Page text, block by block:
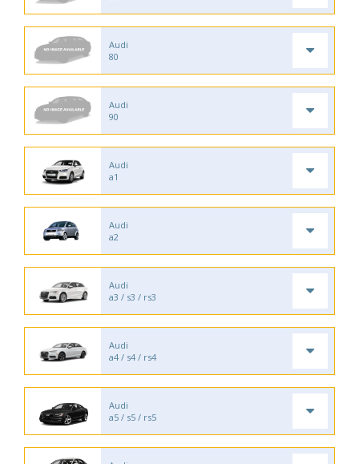
Audi
80
Audi
90
Audi
a1
Audi
a2
Audi
a3 / s3 / rs3
Audi
a4 / s4 / rs4
Audi
a5 / s5 / rs5